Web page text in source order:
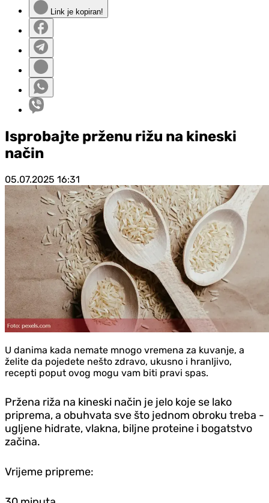
Link je kopiran!
Isprobajte prženu rižu na kineski
način
05.07.2025 16:31
​U danima kada nemate mnogo vremena za kuvanje, a
želite da pojedete nešto zdravo, ukusno i hranljivo,
recepti poput ovog mogu vam biti pravi spas.
Pržena riža na kineski način je jelo koje se lako
priprema, a obuhvata sve što jednom obroku treba -
ugljene hidrate, vlakna, biljne proteine i bogatstvo
začina.
Vrijeme pripreme: